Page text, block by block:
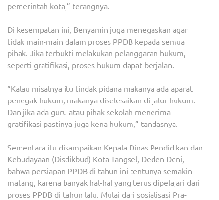
pemerintah kota,” terangnya.
Di kesempatan ini, Benyamin juga menegaskan agar
tidak main-main dalam proses PPDB kepada semua
pihak. Jika terbukti melakukan pelanggaran hukum,
seperti gratifikasi, proses hukum dapat berjalan.
“Kalau misalnya itu tindak pidana makanya ada aparat
penegak hukum, makanya diselesaikan di jalur hukum.
Dan jika ada guru atau pihak sekolah menerima
gratifikasi pastinya juga kena hukum,” tandasnya.
Sementara itu disampaikan Kepala Dinas Pendidikan dan
Kebudayaan (Disdikbud) Kota Tangsel, Deden Deni,
bahwa persiapan PPDB di tahun ini tentunya semakin
matang, karena banyak hal-hal yang terus dipelajari dari
proses PPDB di tahun lalu. Mulai dari sosialisasi Pra-